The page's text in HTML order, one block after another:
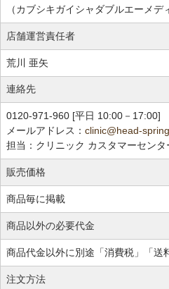
（カブシキガイシャダブルエーメデ
店舗運営責任者
荒川 亜矢
連絡先
0120-971-960 [平日 10:00－17:00]
メールアドレス： clinic@head-
担当：クリニック カスタマーセンタ
販売価格
商品毎に掲載
商品以外の必要代金
商品代金以外に別途「消費税」「送
注文方法